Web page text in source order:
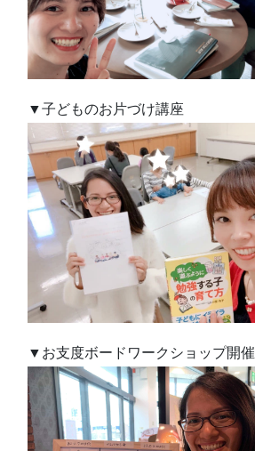
▼子どものお片づけ講座
▼お支度ボードワークショップ開催